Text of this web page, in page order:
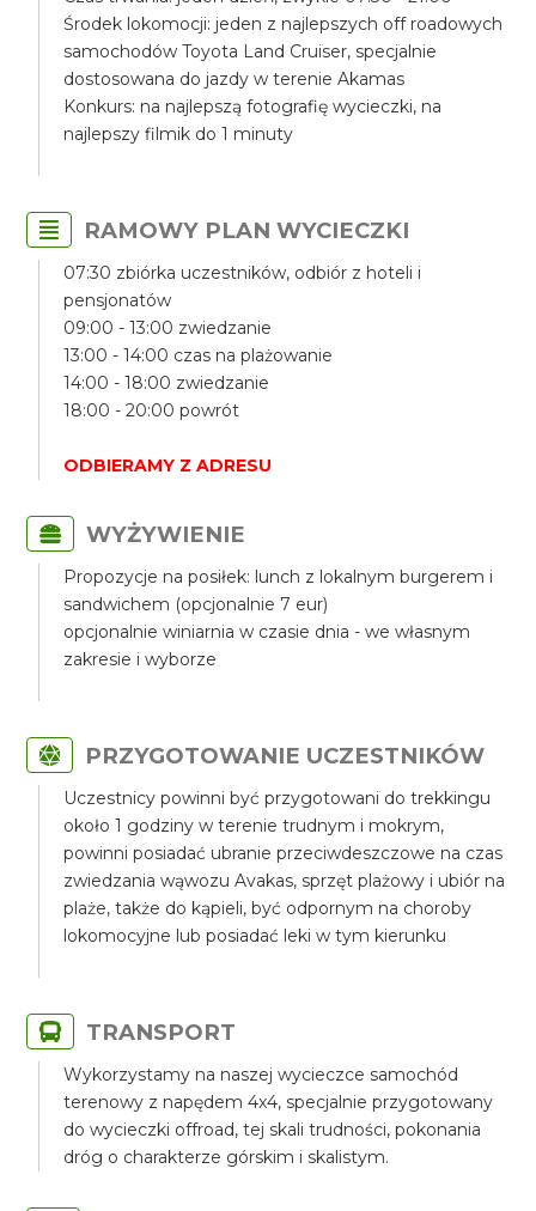
Środek lokomocji: jeden z najlepszych off roadowych
samochodów Toyota Land Cruiser, specjalnie
dostosowana do jazdy w terenie Akamas
Konkurs: na najlepszą fotografię wycieczki, na
najlepszy filmik do 1 minuty
RAMOWY PLAN WYCIECZKI
07:30 zbiórka uczestników, odbiór z hoteli i
pensjonatów
09:00 - 13:00 zwiedzanie
13:00 - 14:00 czas na plażowanie
14:00 - 18:00 zwiedzanie
18:00 - 20:00 powrót
ODBIERAMY Z ADRESU
WYŻYWIENIE
Propozycje na posiłek: lunch z lokalnym burgerem i
sandwichem (opcjonalnie 7 eur)
opcjonalnie winiarnia w czasie dnia - we własnym
zakresie i wyborze
PRZYGOTOWANIE UCZESTNIKÓW
Uczestnicy powinni być przygotowani do trekkingu
około 1 godziny w terenie trudnym i mokrym,
powinni posiadać ubranie przeciwdeszczowe na czas
zwiedzania wąwozu Avakas, sprzęt plażowy i ubiór na
plaże, także do kąpieli, być odpornym na choroby
lokomocyjne lub posiadać leki w tym kierunku
TRANSPORT
Wykorzystamy na naszej wycieczce samochód
terenowy z napędem 4x4, specjalnie przygotowany
do wycieczki offroad, tej skali trudności, pokonania
dróg o charakterze górskim i skalistym.